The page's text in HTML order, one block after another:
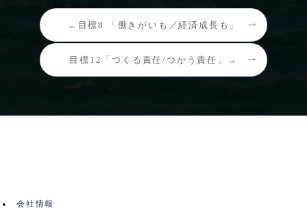
←目標8 「働きがいも／経済成長も」
目標12「つくる責任/つかう責任」→
会社情報